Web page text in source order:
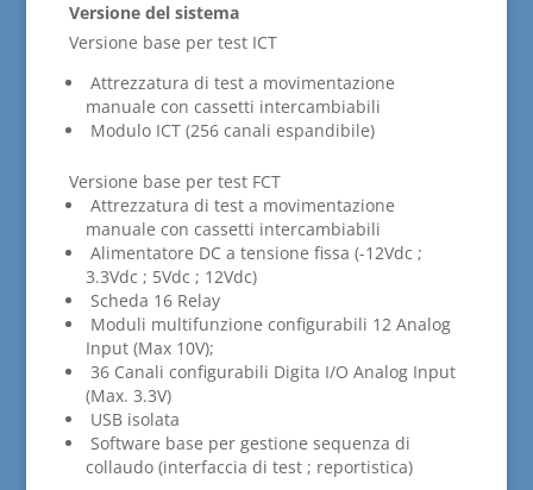
Versione del sistema
Versione base per test ICT
Attrezzatura di test a movimentazione
manuale con cassetti intercambiabili
Modulo ICT (256 canali espandibile)
Versione base per test FCT
Attrezzatura di test a movimentazione
manuale con cassetti intercambiabili
Alimentatore DC a tensione fissa (-12Vdc ;
3.3Vdc ; 5Vdc ; 12Vdc)
Scheda 16 Relay
Moduli multifunzione configurabili 12 Analog
Input (Max 10V);
36 Canali configurabili Digita I/O Analog Input
(Max. 3.3V)
USB isolata
Software base per gestione sequenza di
collaudo (interfaccia di test ; reportistica)